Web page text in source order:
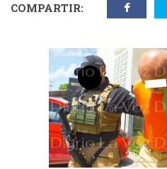
COMPARTIR: